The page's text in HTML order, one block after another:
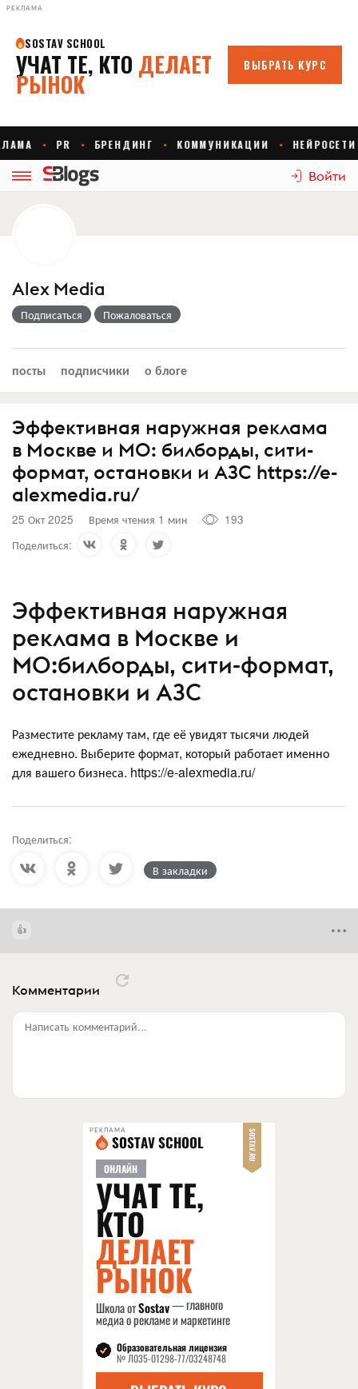
РЕКЛАМА
Войти
Alex Media
Подписаться Пожаловаться
посты подписчики о блоге
Эффективная наружная реклама
в Москве и МО: билборды, сити-
формат, остановки и АЗС https://e-
alexmedia.ru/
25 Окт 2025 Время чтения 1 мин
193
Поделиться:
Эффективная наружная
реклама в Москве и
МО:билборды, сити-формат,
остановки и АЗС
Разместите рекламу там, где её увидят тысячи людей
ежедневно. Выберите формат, который работает именно
для вашего бизнеса. https://e-alexmedia.ru/
Поделиться:
В закладки
Комментарии
Написать комментарий...
РЕКЛАМА